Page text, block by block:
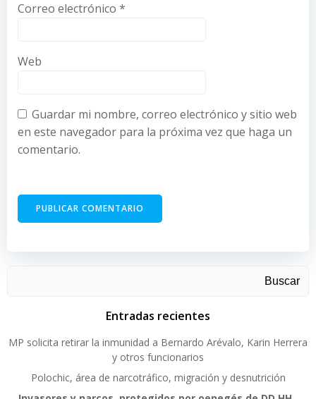
Correo electrónico *
Web
Guardar mi nombre, correo electrónico y sitio web
en este navegador para la próxima vez que haga un
comentario.
Buscar
Entradas recientes
MP solicita retirar la inmunidad a Bernardo Arévalo, Karin Herrera
y otros funcionarios
Polochic, área de narcotráfico, migración y desnutrición